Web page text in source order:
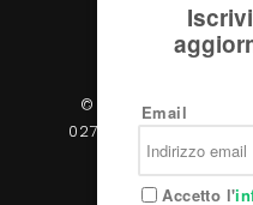
© 2026 - Perbellini
02783400233 - Via
Email
Accetto l'